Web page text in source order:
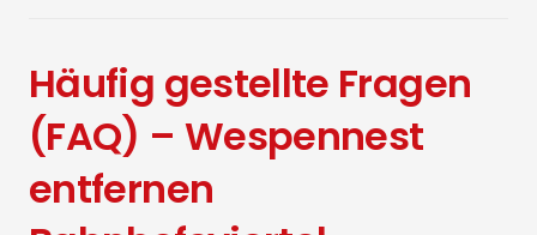
Häufig gestellte Fragen
(FAQ) – Wespennest
entfernen